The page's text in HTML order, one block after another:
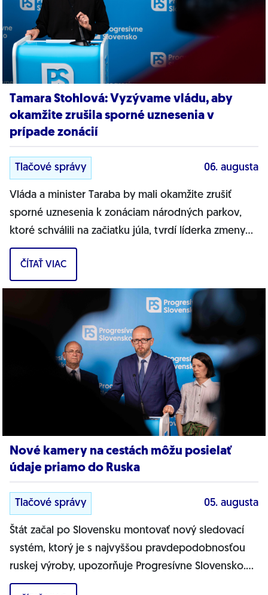
Tamara Stohlová: Vyzývame vládu, aby
okamžite zrušila sporné uznesenia v
prípade zonácií
Tlačové správy 06. augusta
Vláda a minister Taraba by mali okamžite zrušiť
sporné uznesenia k zonáciam národných parkov,
ktoré schválili na začiatku júla, tvrdí líderka zmeny
PS pre životné prostredie Tamara...
ČÍTAŤ VIAC
Nové kamery na cestách môžu posielať
údaje priamo do Ruska
Tlačové správy 05. augusta
Štát začal po Slovensku montovať nový sledovací
systém, ktorý je s najvyššou pravdepodobnosťou
ruskej výroby, upozorňuje Progresívne Slovensko.
Na našich cestách sa objavujú nové...